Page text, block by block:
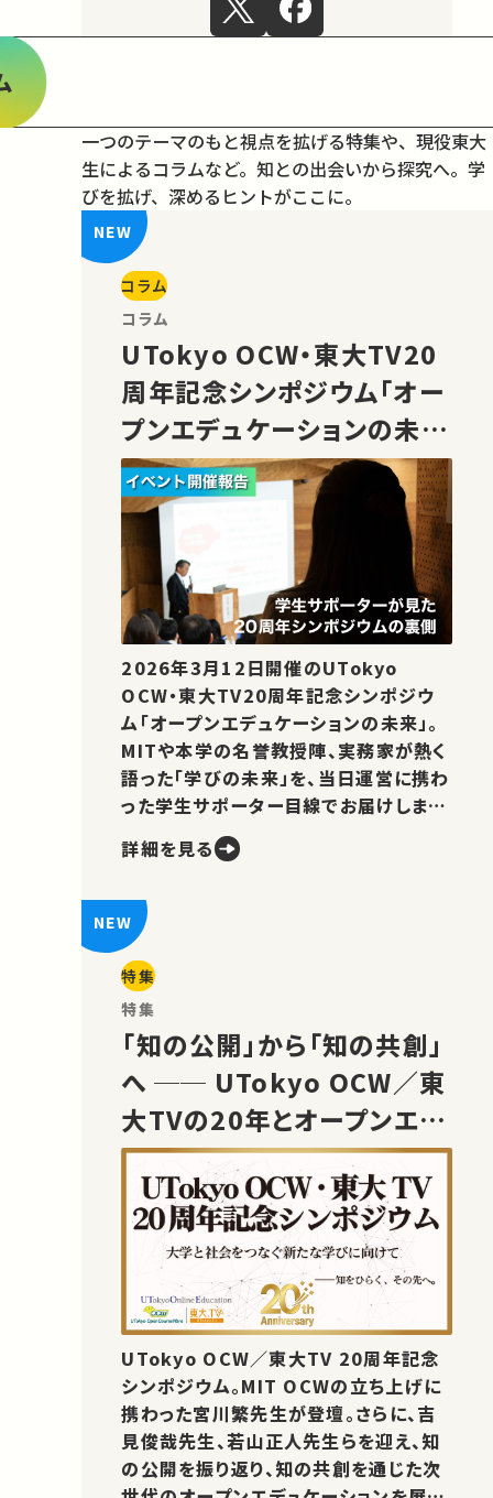
一つのテーマのもと視点を拡げる特集や、現役東大
生によるコラムなど。 知との出会いから探究へ。学
びを拡げ、深めるヒントがここに。
コラム
コラム
UTokyo OCW・東大TV20
周年記念シンポジウム「オー
プンエデュケーションの未
来」の様子をご紹介！
2026年3月12日開催のUTokyo
OCW・東大TV20周年記念シンポジウ
ム「オープンエデュケーションの未来」。
MITや本学の名誉教授陣、実務家が熱く
語った「学びの未来」を、当日運営に携わ
った学生サポーター目線でお届けしま
詳細を見る
特集
特集
「知の公開」から「知の共創」
へ ── UTokyo OCW／東
大TVの20年とオープンエデ
ュケーションの未来
UTokyo OCW／東大TV 20周年記念
シンポジウム。MIT OCWの立ち上げに
携わった宮川繁先生が登壇。さらに、吉
見俊哉先生、若山正人先生らを迎え、知
の公開を振り返り、知の共創を通じた次